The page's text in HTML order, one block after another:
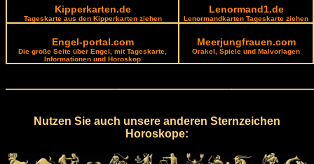
Kipperkarten.de
Tageskarte aus den Kipperkarten ziehen
Lenormand1.de
Lenormandkarten Tageskarte ziehen
Engel-portal.com
Die große Seite über Engel, mit Tageskarte,
Informationen und Horoskop
Meerjungfrauen.com
Orakel, Spiele und Malvorlagen
Nutzen Sie auch unsere anderen Sternzeichen
Horoskope: